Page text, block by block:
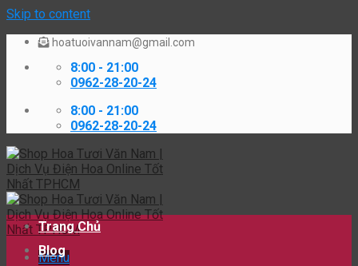
Skip to content
hoatuoivannam@gmail.com
8:00 - 21:00
0962-28-20-24
8:00 - 21:00
0962-28-20-24
Menu
Trang Chủ
Blog